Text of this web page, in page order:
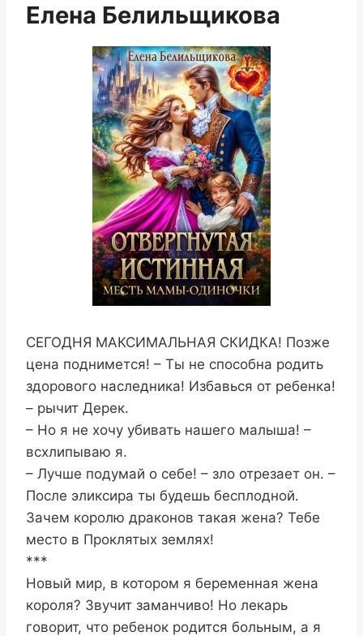
Елена Белильщикова
СЕГОДНЯ МАКСИМАЛЬНАЯ СКИДКА! Позже
цена поднимется! – Ты не способна родить
здорового наследника! Избавься от ребенка!
– рычит Дерек.
– Но я не хочу убивать нашего малыша! –
всхлипываю я.
– Лучше подумай о себе! – зло отрезает он. –
После эликсира ты будешь бесплодной.
Зачем королю драконов такая жена? Тебе
место в Проклятых землях!
***
Новый мир, в котором я беременная жена
короля? Звучит заманчиво! Но лекарь
говорит, что ребенок родится больным, а я